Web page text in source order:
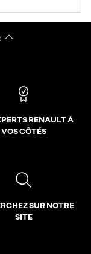
RENAULT À
VOS CÔTÉS
SUR NOTRE
SITE